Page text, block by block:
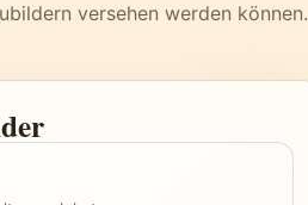
versehen werden können.